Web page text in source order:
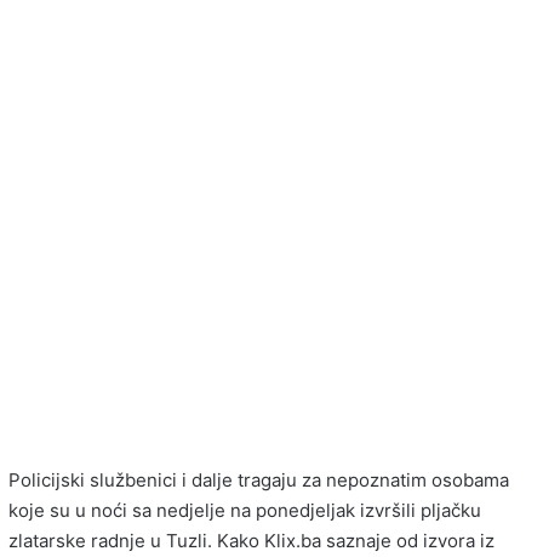
Policijski službenici i dalje tragaju za nepoznatim osobama
koje su u noći sa nedjelje na ponedjeljak izvršili pljačku
zlatarske radnje u Tuzli. Kako Klix.ba saznaje od izvora iz